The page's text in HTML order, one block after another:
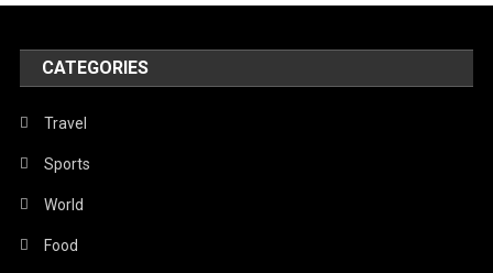
CATEGORIES
Travel
Sports
World
Food